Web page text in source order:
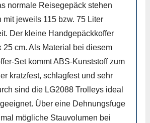
normale Reisegepäck stehen
mit jeweils 115 bzw. 75 Liter
Der kleine Handgepäckkoffer
25 cm. Als Material bei diesem
Set kommt ABS-Kunststoff zum
kratzfest, schlagfest und sehr
sind die LG2088 Trolleys ideal
Über eine Dehnungsfuge
mögliche Stauvolumen bei